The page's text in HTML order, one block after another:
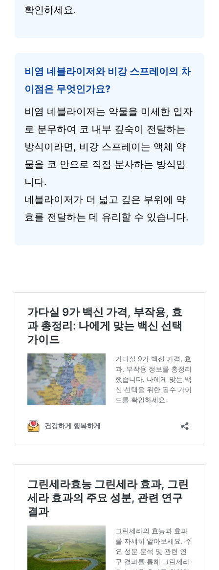
확인하세요.
비염 네블라이저와 비강 스프레이의 차
이점은 무엇인가요?
비염 네블라이저는 약물을 미세한 입자
로 분무하여 코 내부 깊숙이 전달하는
방식이라면, 비강 스프레이는 액체 약
물을 코 안으로 직접 분사하는 방식입
니다.
네블라이저가 더 넓고 깊은 부위에 약
효를 전달하는 데 유리할 수 있습니다.